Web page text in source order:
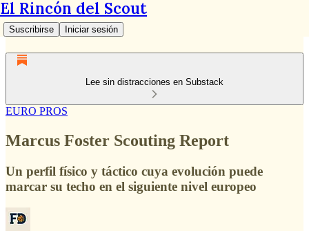
El Rincón del Scout
Suscribirse Iniciar sesión
Lee sin distracciones en Substack
EURO PROS
Marcus Foster Scouting Report
Un perfil físico y táctico cuya evolución puede
marcar su techo en el siguiente nivel europeo